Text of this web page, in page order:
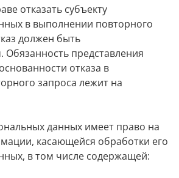
отказать субъекту
в выполнении повторного
должен быть
представления
отказа в
запроса лежит на
данных имеет право на
касающейся обработки его
в том числе содержащей: